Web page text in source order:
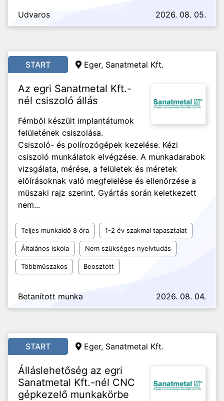
Udvaros 2026. 08. 05.
START Eger, Sanatmetal Kft.
Az egri Sanatmetal Kft.-
nél csiszoló állás
Fémből készült implantátumok
felületének csiszolása.
Csiszoló- és polírozógépek kezelése. Kézi
csiszoló munkálatok elvégzése. A munkadarabok
vizsgálata, mérése, a felületek és méretek
előírásoknak való megfelelése és ellenőrzése a
műszaki rajz szerint. Gyártás során keletkezett
nem...
Teljes munkaidő 8 óra 1-2 év szakmai tapasztalat
Általános iskola Nem szükséges nyelvtudás
Többműszakos Beosztott
Betanított munka 2026. 08. 04.
START Eger, Sanatmetal Kft.
Álláslehetőség az egri
Sanatmetal Kft.-nél CNC
gépkezelő munkakörbe